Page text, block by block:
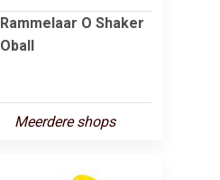
Rammelaar O Shaker
Oball
Meerdere shops